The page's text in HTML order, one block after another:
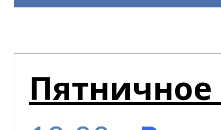
Пятничное